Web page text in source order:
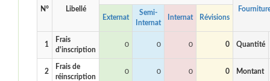
N° Libellé
Externat
Semi-
Internat
Internat Révisions
1
Frais
d'inscription
0 0 0 0 Quantité
2
Frais de
réinscription
0 0 0 0 Montant